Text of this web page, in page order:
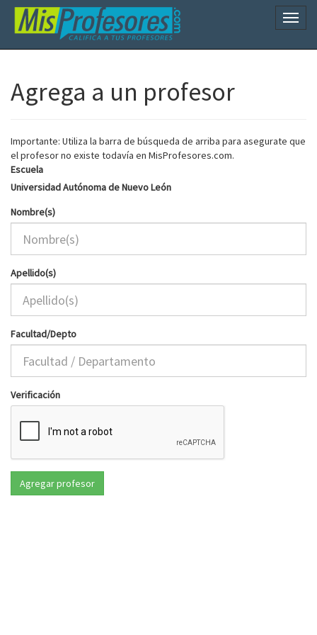
Agrega a un profesor
Importante: Utiliza la barra de búsqueda de arriba para asegurate que
el profesor no existe todavía en MisProfesores.com.
Escuela
Universidad Autónoma de Nuevo León
Nombre(s)
Apellido(s)
Facultad/Depto
Verificación